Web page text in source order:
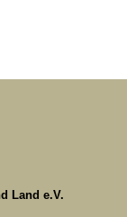
Land e.V.